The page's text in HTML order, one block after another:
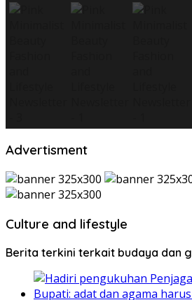
Advertisment
Culture and lifestyle
Berita terkini terkait budaya dan